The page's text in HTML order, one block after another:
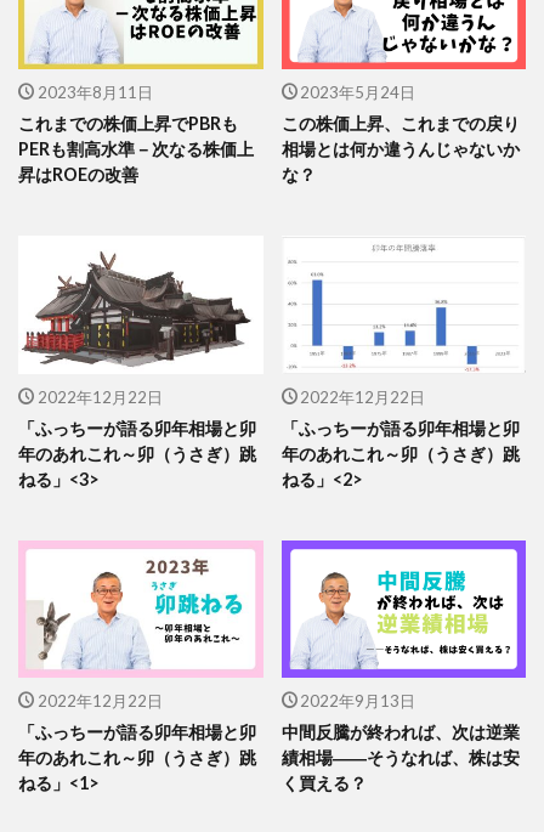
2023年8月11日
これまでの株価上昇でPBRも
PERも割高水準－次なる株価上
昇はROEの改善
2023年5月24日
この株価上昇、これまでの戻り
相場とは何か違うんじゃないか
な？
2022年12月22日
「ふっちーが語る卯年相場と卯
年のあれこれ～卯（うさぎ）跳
ねる」<3>
2022年12月22日
「ふっちーが語る卯年相場と卯
年のあれこれ～卯（うさぎ）跳
ねる」<2>
2022年12月22日
「ふっちーが語る卯年相場と卯
年のあれこれ～卯（うさぎ）跳
ねる」<1>
2022年9月13日
中間反騰が終われば、次は逆業
績相場――そうなれば、株は安
く買える？